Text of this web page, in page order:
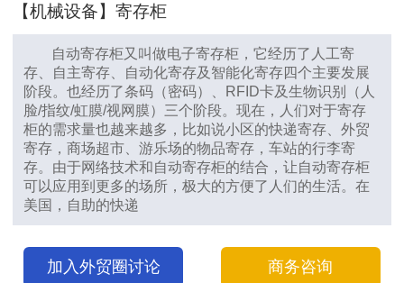
【机械设备】寄存柜
自动寄存柜又叫做电子寄存柜，它经历了人工寄
存、自主寄存、自动化寄存及智能化寄存四个主要发展
阶段。也经历了条码（密码）、RFID卡及生物识别（人
脸/指纹/虹膜/视网膜）三个阶段。现在，人们对于寄存
柜的需求量也越来越多，比如说小区的快递寄存、外贸
寄存，商场超市、游乐场的物品寄存，车站的行李寄
存。由于网络技术和自动寄存柜的结合，让自动寄存柜
可以应用到更多的场所，极大的方便了人们的生活。在
美国，自助的快递
加入外贸圈讨论 商务咨询